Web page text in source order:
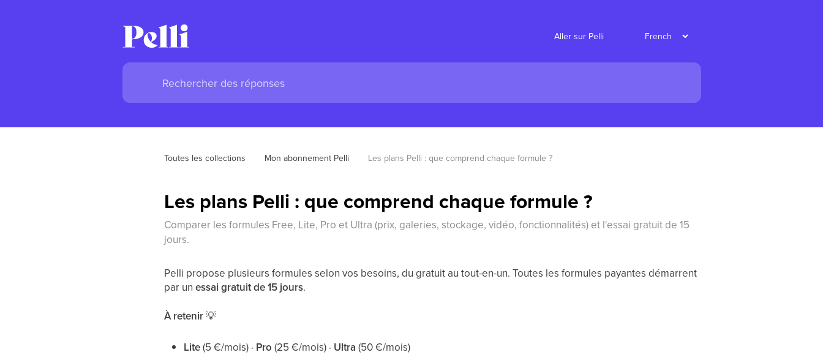
Aller sur Pelli
Toutes les collections Mon abonnement Pelli Les plans Pelli : que comprend chaque formule ?
Les plans Pelli : que comprend chaque formule ?
Comparer les formules Free, Lite, Pro et Ultra (prix, galeries, stockage, vidéo, fonctionnalités) et l'essai gratuit de 15
jours.
Pelli propose plusieurs formules selon vos besoins, du gratuit au tout-en-un. Toutes les formules payantes démarrent
par unessai gratuit de 15 jours.
À retenir💡
Lite(5 €/mois) · Pro (25 €/mois) · Ultra (50 €/mois)